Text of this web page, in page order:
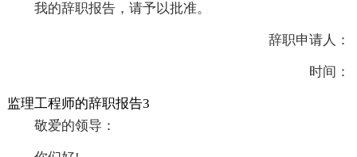
我的辞职报告，请予以批准。
辞职申请人：
时间：
监理工程师的辞职报告3
敬爱的领导：